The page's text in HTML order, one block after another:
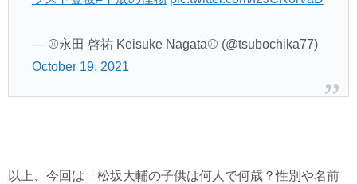
— ⚾永田 啓祐 Keisuke Nagata⚾ (@tsubochika77)
October 19, 2021
以上、今回は「松坂大輔の子供は何人で何歳？性別や名前